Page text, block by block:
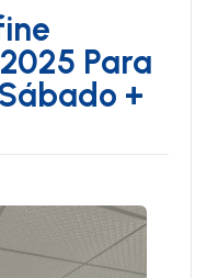
Para
+